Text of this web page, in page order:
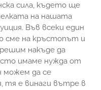
сила, където ще
на нашата
Във всеки един
сме на кръстопът и
накъде да
имаме нужда от
можем да се
тя е винаги вътре в